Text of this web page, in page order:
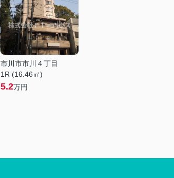
市川市市川４丁目
1R (16.46㎡)
5.2万円